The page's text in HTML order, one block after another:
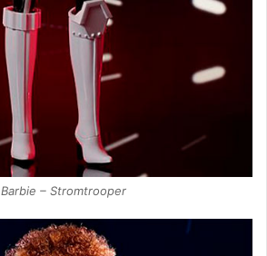
Barbie – Stromtrooper